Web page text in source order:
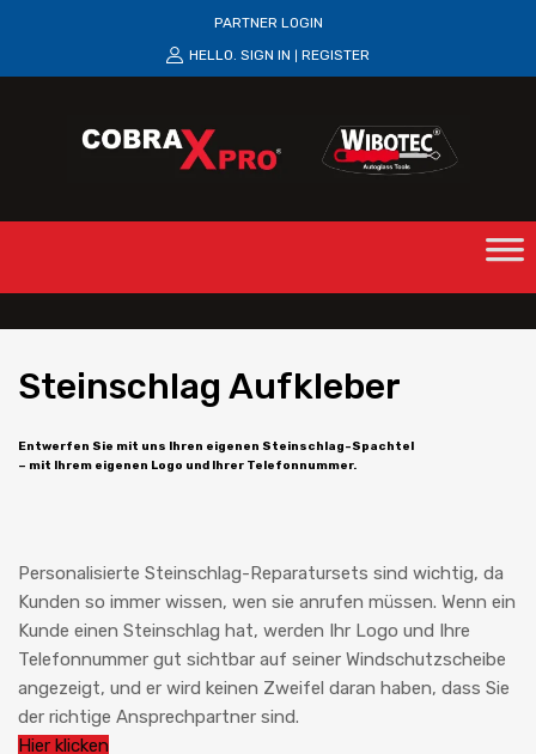
PARTNER LOGIN
HELLO. SIGN IN REGISTER
Steinschlag Aufkleber
Entwerfen Sie mit uns Ihren eigenen Steinschlag-Spachtel
– mit Ihrem eigenen Logo und Ihrer Telefonnummer.
Personalisierte Steinschlag-Reparatursets sind wichtig, da
Kunden so immer wissen, wen sie anrufen müssen. Wenn ein
Kunde einen Steinschlag hat, werden Ihr Logo und Ihre
Telefonnummer gut sichtbar auf seiner Windschutzscheibe
angezeigt, und er wird keinen Zweifel daran haben, dass Sie
der richtige Ansprechpartner sind.
Hier klicken